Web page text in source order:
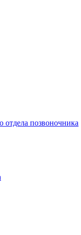
отдела позвоночника